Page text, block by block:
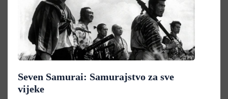
Seven Samurai: Samurajstvo za sve
vijeke